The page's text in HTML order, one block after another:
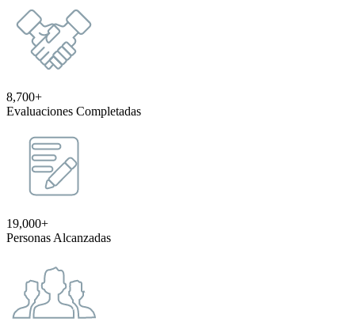
8,700+
Evaluaciones Completadas
19,000+
Personas Alcanzadas